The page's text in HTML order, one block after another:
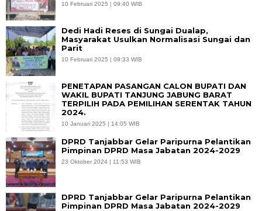
10 Februari 2025 | 09:40 WIB
Dedi Hadi Reses di Sungai Dualap,
Masyarakat Usulkan Normalisasi Sungai dan
Parit
10 Februari 2025 | 09:33 WIB
PENETAPAN PASANGAN CALON BUPATI DAN
WAKIL BUPATI TANJUNG JABUNG BARAT
TERPILIH PADA PEMILIHAN SERENTAK TAHUN
2024.
10 Januari 2025 | 14:05 WIB
DPRD Tanjabbar Gelar Paripurna Pelantikan
Pimpinan DPRD Masa Jabatan 2024-2029
23 Oktober 2024 | 11:53 WIB
DPRD Tanjabbar Gelar Paripurna Pelantikan
Pimpinan DPRD Masa Jabatan 2024-2029